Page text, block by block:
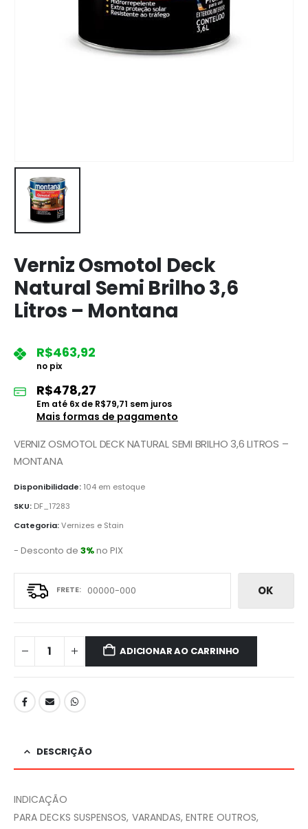
Verniz Osmotol Deck
Natural Semi Brilho 3,6
Litros – Montana
R$463,92
no pix
R$478,27
Em até 6x de R$79,71 sem juros
Mais formas de pagamento
VERNIZ OSMOTOL DECK NATURAL SEMI BRILHO 3,6 LITROS –
MONTANA
Disponibilidade: 104 em estoque
SKU: DF_17283
Categoria:Vernizes e Stain
- Desconto de 3%no PIX
OK
ADICIONAR AO CARRINHO
DESCRIÇÃO
INDICAÇÃO
PARA DECKS SUSPENSOS, VARANDAS, ENTRE OUTROS,